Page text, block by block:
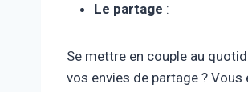
Le partage :
Se mettre en couple au
vos envies de partage ?